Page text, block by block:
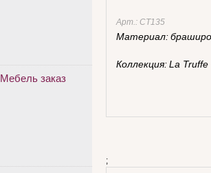
Арт.: СТ135
Материал:
Коллекция:La Truffe
;
Мебель заказ